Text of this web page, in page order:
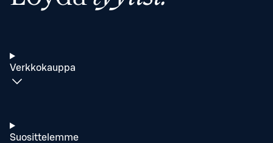
Verkkokauppa
Suosittelemme